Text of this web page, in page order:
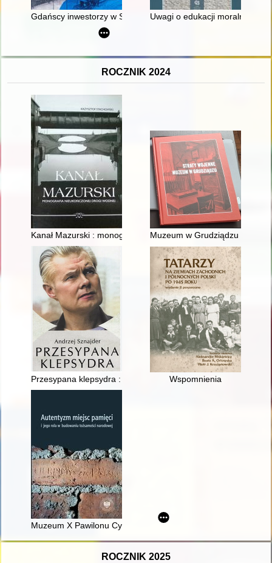
Gdańscy inwestorzy w Sopocie : prestiż finansowy i
Uwagi o edukacji moralnej
ROCZNIK 2024
Kanał Mazurski : monografia nieukończonej drogi wodnej
Muzeum w Grudziądzu w
Przesypana klepsydra : historia życia i twórczości Eugeniusza
Wspomnienia
Muzeum X Pawilonu Cytadeli Warszawskiej : od martyrologii
ROCZNIK 2025